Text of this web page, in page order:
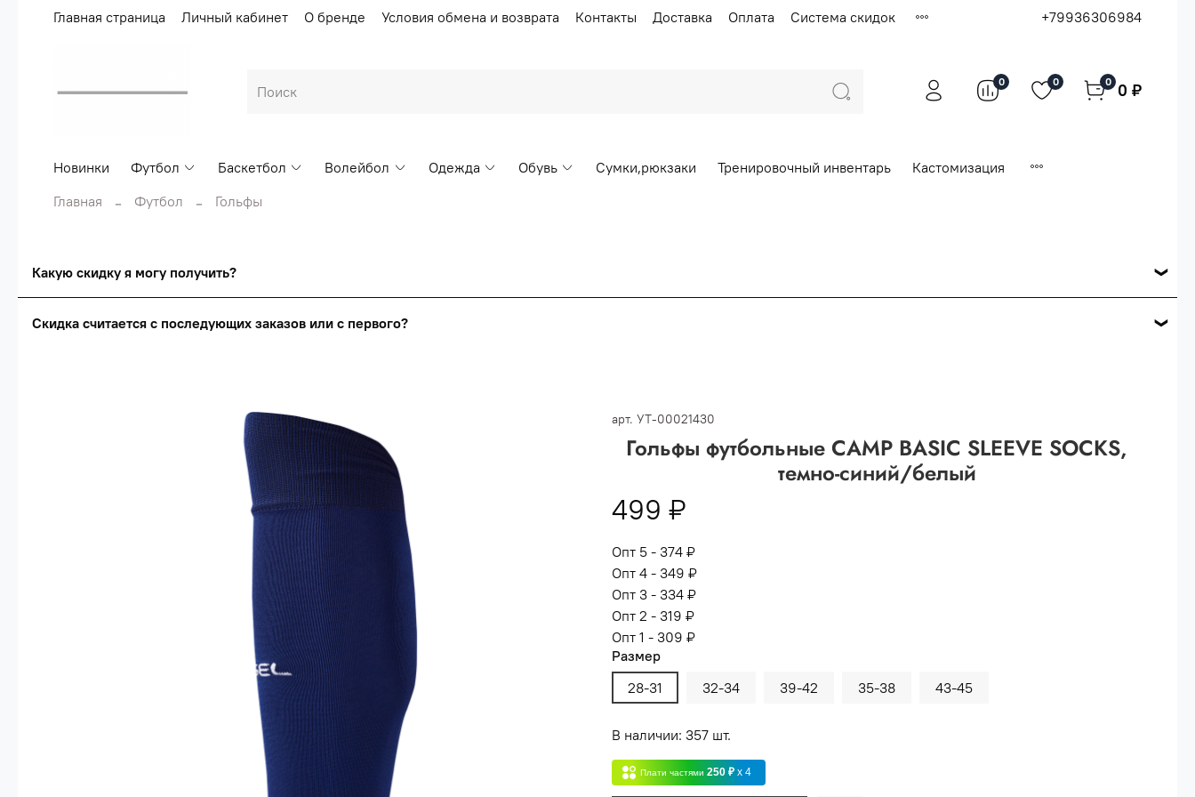
Главная страница Личный кабинет О бренде Условия обмена и возврата Контакты Доставка Оплата Система скидок +79936306984
0 0 0 0 ₽
Новинки Футбол Баскетбол Волейбол Одежда Обувь Сумки,рюкзаки Тренировочный инвентарь
Кастомизация
Главная
Футбол Гольфы
Какую скидку я могу получить?
Опт 4 сумма всех заказов за 6 месяцев - 30.000 рублей.
Опт 3 - сумма всех заказов за 6 месяцев 80.000 рублей
Опт 2
Опт 1
Скидка считается с последующих заказов или с первого?
арт. УТ-00021430
Гольфы футбольные CAMP BASIC SLEEVE SOCKS,
темно-синий/белый
499 ₽
Опт 5 - 374 ₽
Опт 4 - 349 ₽
Опт 3 - 334 ₽
Опт 2 - 319 ₽
Опт 1 - 309 ₽
Размер
28-31
32-34 39-42 35-38 43-45
В наличии: 357 шт.
Плати частями 250 ₽ x 4